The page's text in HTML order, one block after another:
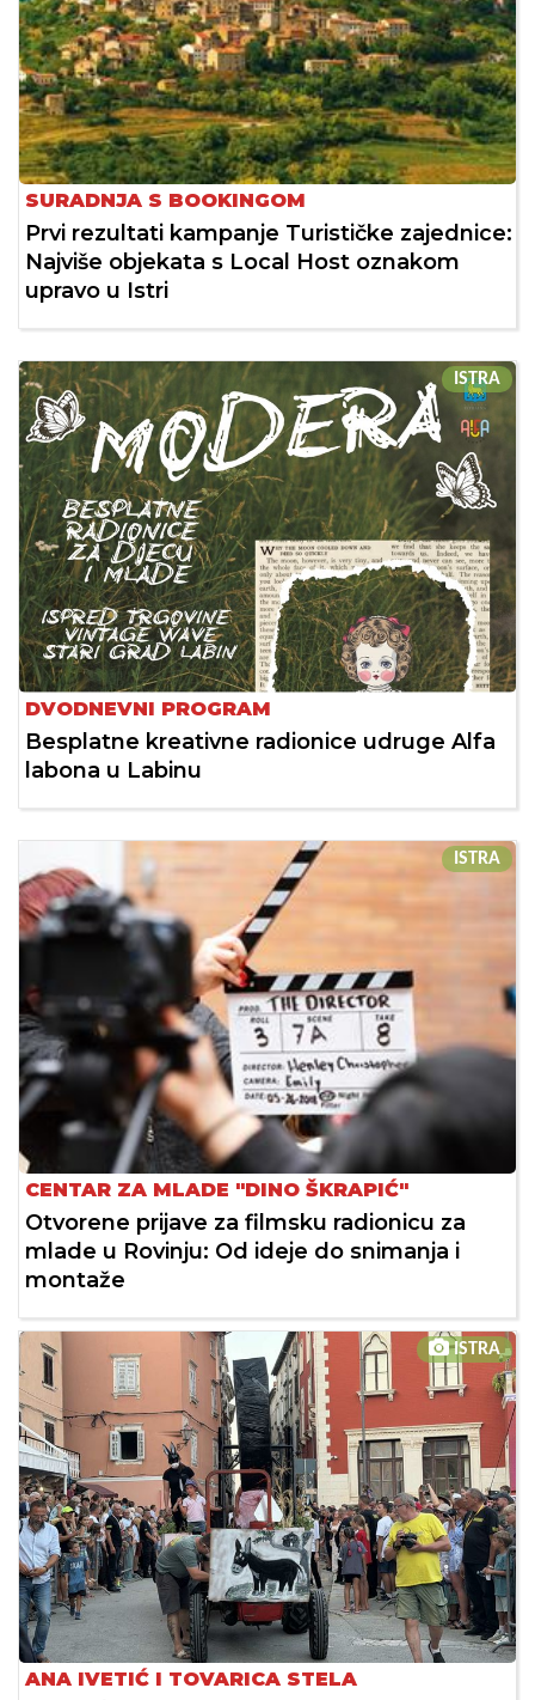
SURADNJA S BOOKINGOM
Prvi rezultati kampanje Turističke zajednice:
Najviše objekata s Local Host oznakom
upravo u Istri
ISTRA
DVODNEVNI PROGRAM
Besplatne kreativne radionice udruge Alfa
labona u Labinu
ISTRA
CENTAR ZA MLADE "DINO ŠKRAPIĆ"
Otvorene prijave za filmsku radionicu za
mlade u Rovinju: Od ideje do snimanja i
montaže
ISTRA
ANA IVETIĆ I TOVARICA STELA